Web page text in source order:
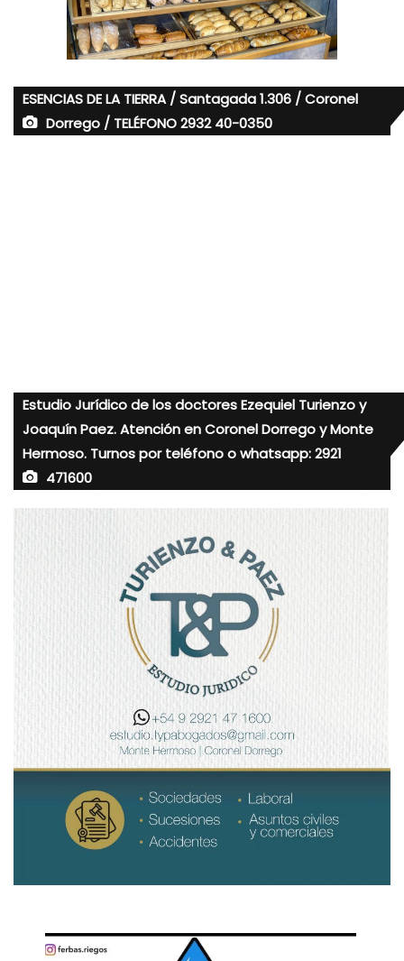
ESENCIAS DE LA TIERRA / Santagada 1.306 / Coronel
Dorrego / TELÉFONO 2932 40-0350
Estudio Jurídico de los doctores Ezequiel Turienzo y
Joaquín Paez. Atención en Coronel Dorrego y Monte
Hermoso. Turnos por teléfono o whatsapp: 2921
471600